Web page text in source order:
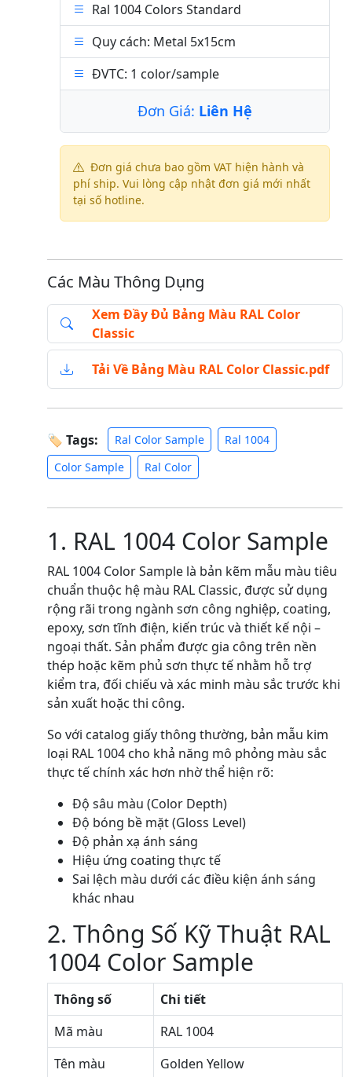
Ral 1004 Colors Standard
Quy cách: Metal 5x15cm
ĐVTC: 1 color/sample
Đơn Giá: Liên Hệ
Đơn giá chưa bao gồm VAT hiện hành và
phí ship. Vui lòng cập nhật đơn giá mới nhất
tại số hotline.
Các Màu Thông Dụng
Xem Đầy Đủ Bảng Màu RAL Color
Classic
Tải Về Bảng Màu RAL Color Classic.pdf
🏷 Tags: Ral Color Sample
Ral 1004
Color Sample
Ral Color
1. RAL 1004 Color Sample
RAL 1004 Color Sample là bản kẽm mẫu màu tiêu
chuẩn thuộc hệ màu RAL Classic, được sử dụng
rộng rãi trong ngành sơn công nghiệp, coating,
epoxy, sơn tĩnh điện, kiến trúc và thiết kế nội –
ngoại thất. Sản phẩm được gia công trên nền
thép hoặc kẽm phủ sơn thực tế nhằm hỗ trợ
kiểm tra, đối chiếu và xác minh màu sắc trước khi
sản xuất hoặc thi công.
So với catalog giấy thông thường, bản mẫu kim
loại RAL 1004 cho khả năng mô phỏng màu sắc
thực tế chính xác hơn nhờ thể hiện rõ:
Độ sâu màu (Color Depth)
Độ bóng bề mặt (Gloss Level)
Độ phản xạ ánh sáng
Hiệu ứng coating thực tế
Sai lệch màu dưới các điều kiện ánh sáng
khác nhau
2. Thông Số Kỹ Thuật RAL
1004 Color Sample
Thông số
Chi tiết
Mã màu
RAL 1004
Tên màu
Golden Yellow